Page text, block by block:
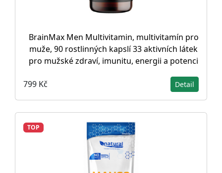
BrainMax Men Multivitamin, multivitamín pro
muže, 90 rostlinných kapslí 33 aktivních látek
pro mužské zdraví, imunitu, energii a potenci
799 Kč Detail
TOP